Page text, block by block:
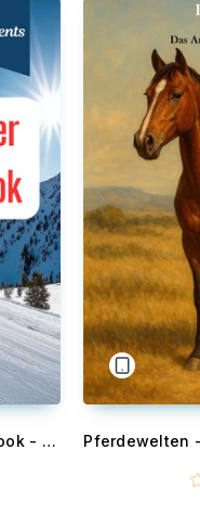
The 2026 Winter Sports Handbook - Everything You Need to Know About the Milano Cortina Events, Athletes, and History and Beyond